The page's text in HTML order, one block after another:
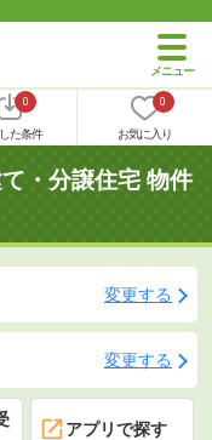
0
た条件
0
お気に入り
・分譲住宅 物件
変更する
変更する
アプリで探す